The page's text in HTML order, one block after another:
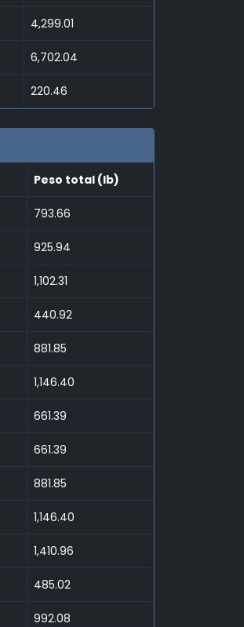
4,299.01
6,702.04
220.46
Peso total (lb)
793.66
925.94
1,102.31
440.92
881.85
1,146.40
661.39
661.39
881.85
1,146.40
1,410.96
485.02
992.08